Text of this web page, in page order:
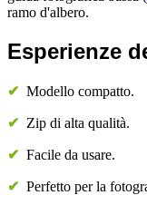
ramo d'albero.
Esperienze
✔ Modello compatto.
✔ Zip di alta qualità.
✔ Facile da usare.
✔ Perfetto per la